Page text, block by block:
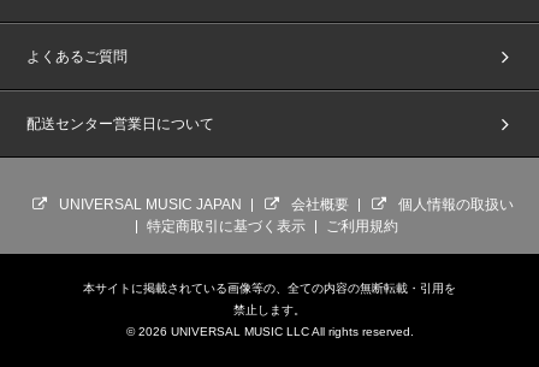
よくあるご質問
配送センター営業日について
UNIVERSAL MUSIC JAPAN 会社概要
個人情報の取扱い
特定商取引に基づく表示
ご利用規約
本サイトに掲載されている画像等の、全ての内容の無断転載・引用を
禁止します。
© 2026 UNIVERSAL MUSIC LLC All rights reserved.